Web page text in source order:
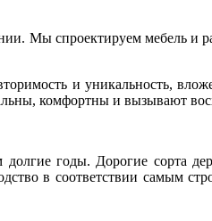
Мы спроектируем мебель и
и уникальность,
комфортны и вызывают
годы. Дорогие сорта
в соответствии самым